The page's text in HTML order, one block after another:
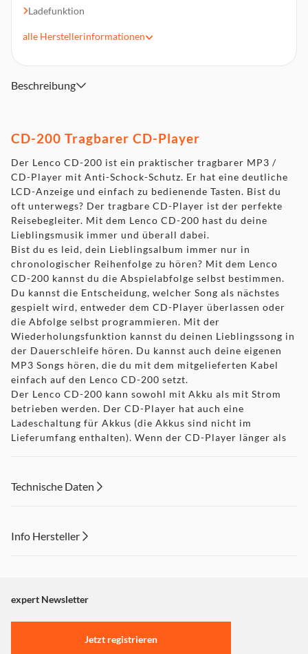
Ladefunktion
alle Herstellerinformationen
Beschreibung
CD-200 Tragbarer CD-Player
Der Lenco CD-200 ist ein praktischer tragbarer MP3 /
CD-Player mit Anti-Schock-Schutz. Er hat eine deutliche
LCD-Anzeige und einfach zu bedienende Tasten. Bist du
oft unterwegs? Der tragbare CD-Player ist der perfekte
Reisebegleiter. Mit dem Lenco CD-200 hast du deine
Lieblingsmusik immer und überall dabei.
Bist du es leid, dein Lieblingsalbum immer nur in
chronologischer Reihenfolge zu hören? Mit dem Lenco
CD-200 kannst du die Abspielabfolge selbst bestimmen.
Du kannst die Entscheidung, welcher Song als nächstes
gespielt wird, entweder dem CD-Player überlassen oder
die Abfolge selbst programmieren. Mit der
Wiederholungsfunktion kannst du deinen Lieblingssong in
der Dauerschleife hören. Du kannst auch deine eigenen
MP3 Songs hören, die du mit dem mitgelieferten Kabel
einfach auf den Lenco CD-200 setzt.
Der Lenco CD-200 kann sowohl mit Akku als mit Strom
betrieben werden. Der CD-Player hat auch eine
Ladeschaltung für Akkus (die Akkus sind nicht im
Lieferumfang enthalten). Wenn der CD-Player länger als
Lenco CD-200 lässt sich mit einem Knopfdruck wieder
Technische Daten
Info Hersteller
"Marketing".
Einstellungen anpassen
expert Newsletter
Jetzt registrieren